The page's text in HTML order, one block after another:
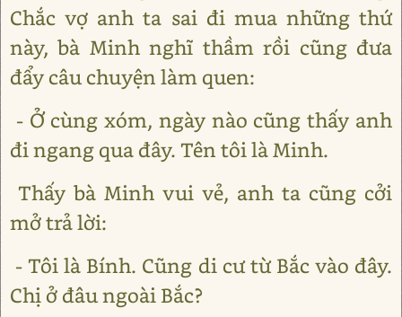
Chắc vợ anh ta sai đi mua những thứ
này, bà Minh nghĩ thầm rồi cũng đưa
đẩy câu chuyện làm quen:
- Ở cùng xóm, ngày nào cũng thấy anh
đi ngang qua đây. Tên tôi là Minh.
Thấy bà Minh vui vẻ, anh ta cũng cởi
mở trả lời:
- Tôi là Bính. Cũng di cư từ Bắc vào đây.
Chị ở đâu ngoài Bắc?